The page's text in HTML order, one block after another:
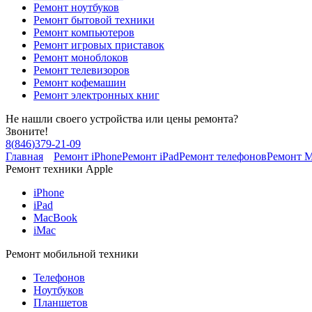
Ремонт ноутбуков
Ремонт бытовой техники
Ремонт компьютеров
Ремонт игровых приставок
Ремонт моноблоков
Ремонт телевизоров
Ремонт кофемашин
Ремонт электронных книг
Не нашли своего устройства или цены ремонта?
Звоните!
8(846)379-21-09
Главная
Ремонт iPhoneРемонт iPadРемонт телефоновРемонт
Ремонт техники Apple
iPhone
iPad
MacBook
iMac
Ремонт мобильной техники
Телефонов
Ноутбуков
Планшетов